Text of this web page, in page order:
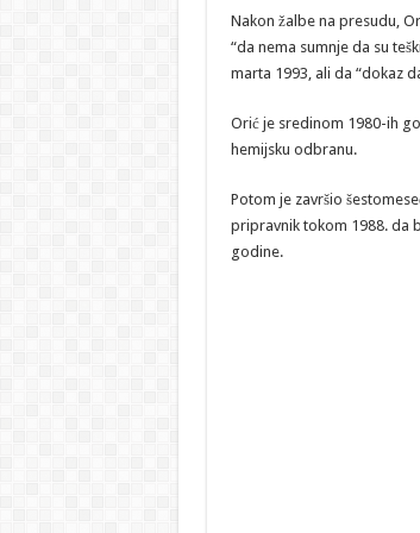
Nakon žalbe na presudu,
“da nema sumnje da su
marta 1993, ali da “dokaz
Orić je sredinom 1980-ih
hemijsku odbranu.
Potom je završio
pripravnik tokom 1988. da
godine.